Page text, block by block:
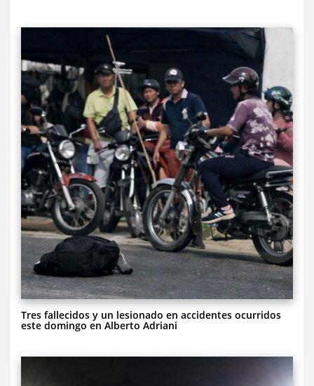
Tres fallecidos y un lesionado en accidentes ocurridos
este domingo en Alberto Adriani